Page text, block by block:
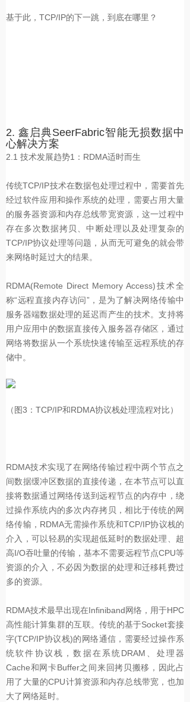
基于此，TCP/IP的下一跳，到底在哪里？
2. 鑫启典SeerFabric智能无损数据中
心解决方案
2.1 技术发展趋势1：RDMA适时而生
传统TCP/IP技术在数据包处理过程中，需要首先
经过软件应用和操作系统的处理，需要占用大量
的服务器资源和内存总线带宽资源，这一过程中
存在多次数据拷贝、中断处理以及处理复杂的
TCP/IP协议处理等问题，从而无可避免的就会带
来网络时延过大的结果。
RDMA(Remote Direct Memory Access)技术全
称“远程直接内存访问”，是为了解决网络传输中
服务器端数据处理的延迟而产生的技术。支持将
用户应用中的数据直接传入服务器存储区，通过
网络将数据从一个系统快速传输至远程系统的存
储中。
（图3：TCP/IP和RDMA协议栈处理流程对比）
RDMA技术实现了在网络传输过程中两个节点之
间数据缓冲区数据的直接传递，在本节点可以直
接将数据通过网络传送到远程节点的内存中，绕
过操作系统内的多次内存拷贝，相比于传统的网
络传输，RDMA无需操作系统和TCP/IP协议栈的
介入，可以轻易的实现超低延时的数据处理、超
高I/O吞吐量的传输，基本不需要远程节点CPU等
资源的介入，不必因为数据的处理和迁移耗费过
多的资源。
RDMA技术最早出现在Infiniband网络，用于HPC
高性能计算集群的互联。传统的基于Socket套接
字(TCP/IP协议栈)的网络通信，需要经过操作系
统软件协议栈，数据在系统DRAM、处理器
Cache和网卡Buffer之间来回拷贝搬移，因此占
用了大量的CPU计算资源和内存总线带宽，也加
大了网络延时。